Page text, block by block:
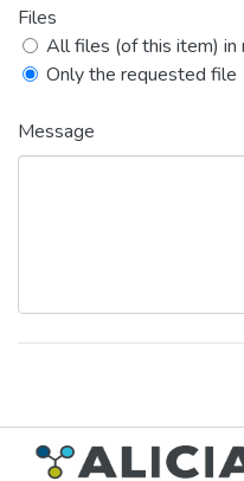
Files
All files (of this item) in
Only the requested file
Message